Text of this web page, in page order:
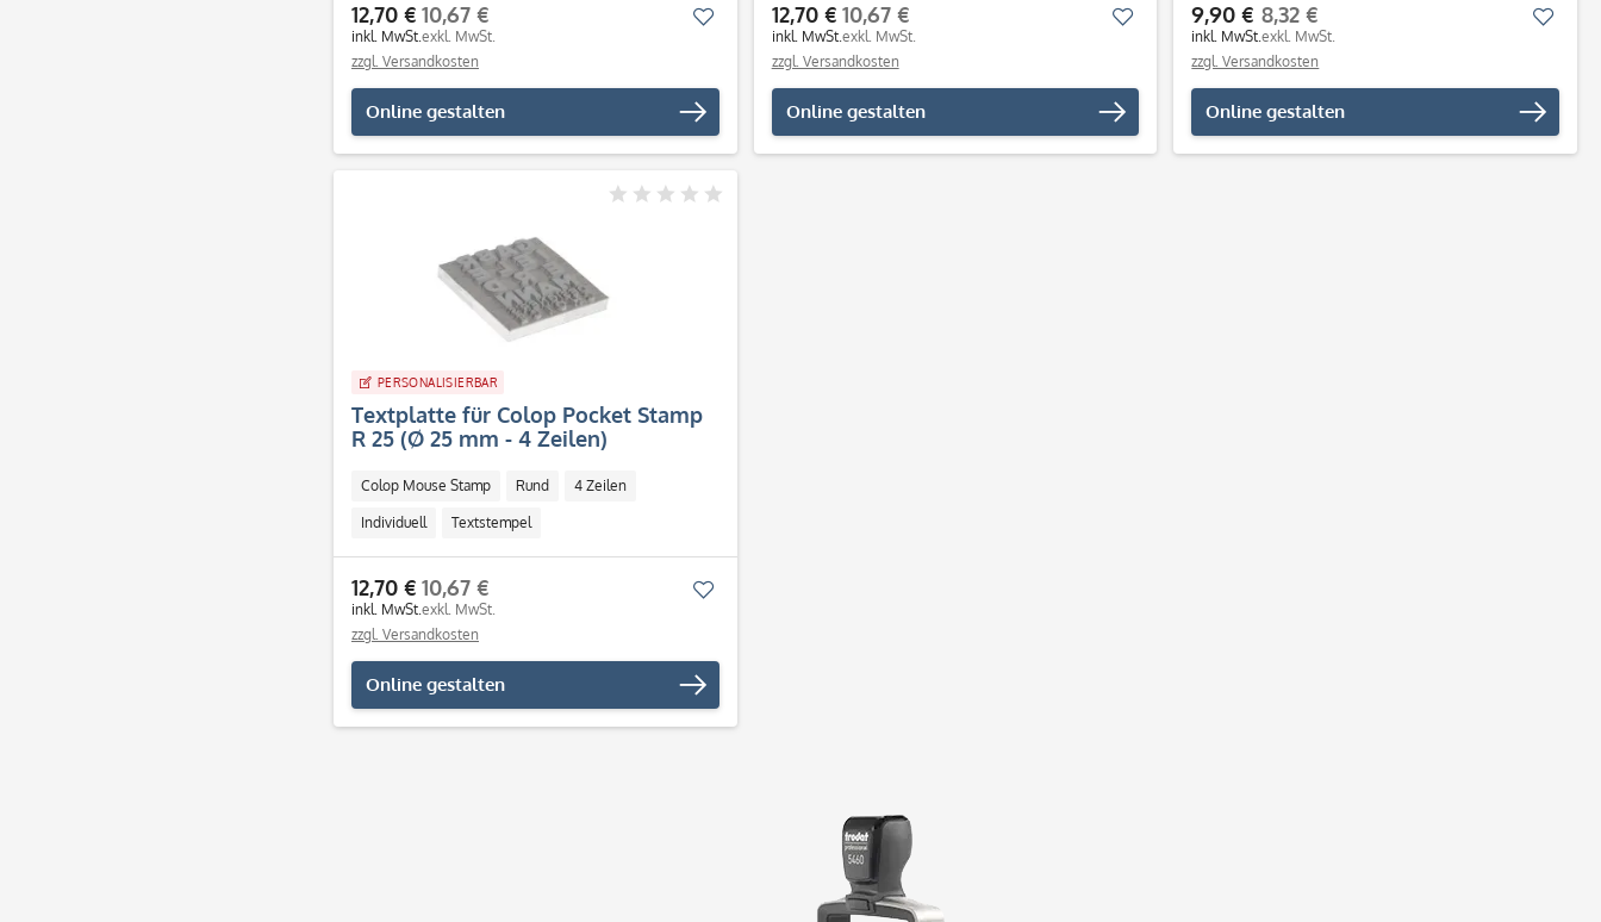
12,70 €
inkl. MwSt.
10,67 €
exkl. MwSt.
zzgl. Versandkosten
Online gestalten
Merken12,70 €
inkl. MwSt.
10,67 €
exkl. MwSt.
zzgl. Versandkosten
Online gestalten
Merken9,90 €
inkl. MwSt.
8,32 €
exkl. MwSt.
zzgl. Versandkosten
Online gestalten
PERSONALISIERBAR
Textplatte für Colop Pocket Stamp
R 25 (Ø 25 mm - 4 Zeilen)
Colop Mouse Stamp Rund 4 Zeilen
Individuell Textstempel
12,70 €
inkl. MwSt.
10,67 €
exkl. MwSt.
zzgl. Versandkosten
Online gestalten